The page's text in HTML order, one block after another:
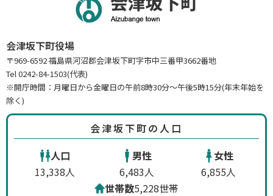
会津坂下町役場
〒969-6592 福島県河沼郡会津坂下町字市中三番甲3662番地
Tel 0242-84-1503(代表)
※開庁時間：月曜日から金曜日の午前8時30分～午後5時15分(年末年始を
除く)
会津坂下町の人口
人口
13,338人
男性
6,483人
女性
6,855人
世帯数5,228世帯